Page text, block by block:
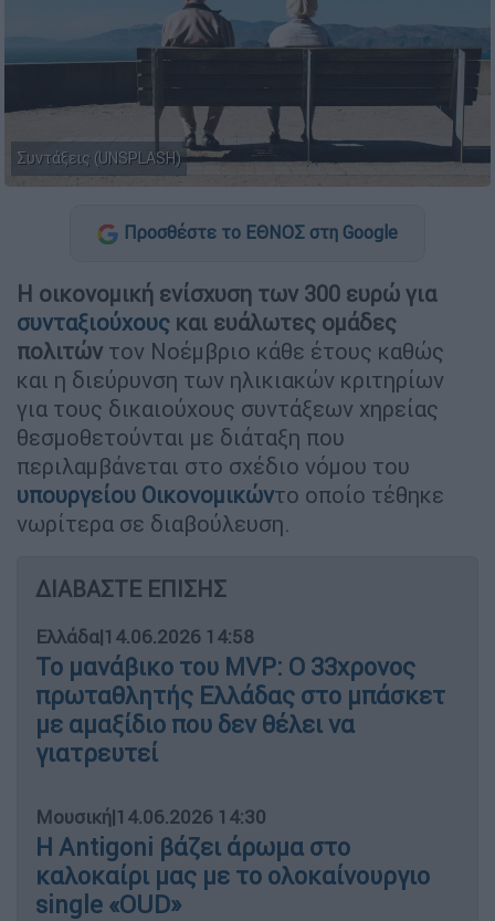
Συντάξεις (UNSPLASH)
Προσθέστε το ΕΘΝΟΣ στη Google
Η οικονομική ενίσχυση των 300 ευρώ για
συνταξιούχους και ευάλωτες ομάδες
πολιτών τον Νοέμβριο κάθε έτους καθώς
και η διεύρυνση των ηλικιακών κριτηρίων
για τους δικαιούχους συντάξεων χηρείας
θεσμοθετούνται με διάταξη που
περιλαμβάνεται στο σχέδιο νόμου του
υπουργείου Οικονομικώντο οποίο τέθηκε
νωρίτερα σε διαβούλευση.
ΔΙΑΒΑΣΤΕ ΕΠΙΣΗΣ
Ελλάδα|14.06.2026 14:58
Το μανάβικο του MVP: Ο 33χρονος
πρωταθλητής Ελλάδας στο μπάσκετ
με αμαξίδιο που δεν θέλει να
γιατρευτεί
Μουσική|14.06.2026 14:30
Η Antigoni βάζει άρωμα στο
καλοκαίρι μας με το ολοκαίνουργιο
single «OUD»